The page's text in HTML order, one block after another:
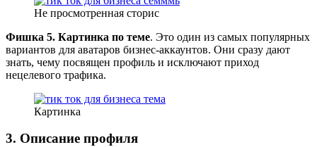
Не просмотренная сторис
Фишка 5. Картинка по теме. Это один из самых популярных
вариантов для аватаров бизнес-аккаунтов. Они сразу дают
знать, чему посвящен профиль и исключают приход
нецелевого трафика.
Картинка
3. Описание профиля